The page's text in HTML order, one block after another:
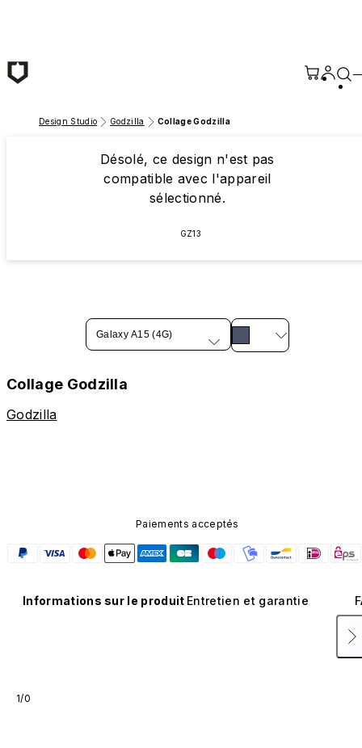
Design Studio Godzilla Collage Godzilla
Désolé, ce design n'est pas
compatible avec l'appareil
sélectionné.
GZ13
Galaxy A15 (4G)
Collage Godzilla
Godzilla
Paiements acceptés
Informations sur le produit Entretien et garantie
1/0